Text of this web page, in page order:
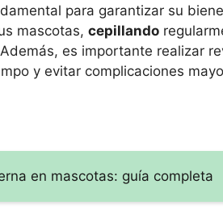
para garantizar su
mascotas, cepillando
es importante realizar
y evitar complicaciones
en mascotas: guía completa